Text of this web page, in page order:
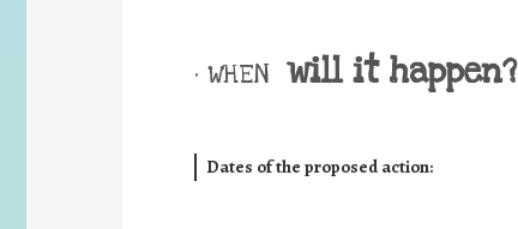
• WHEN will it happen?
Dates of the proposed action: